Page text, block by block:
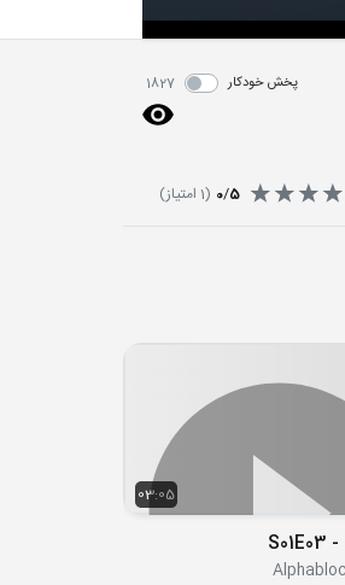
پخش خودکار 1827
0/5
(
1 امتیاز)
03:05
S01E03